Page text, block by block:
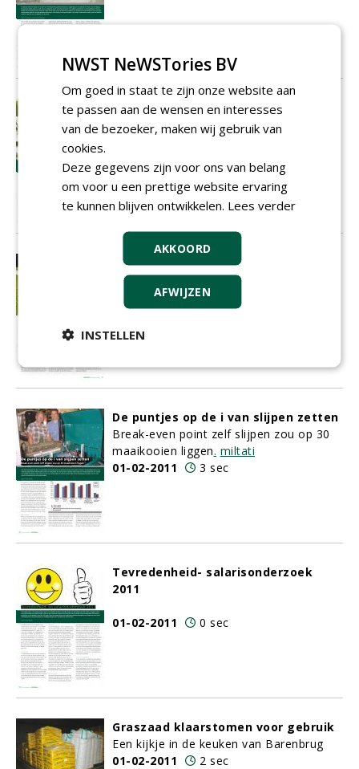
Engerlingen pesten met predatoren
Natuurlijke vijanden van engerlingen in
Onderzoek naar bestrijding dollar
spot bij het STRI
Meststoftype van invloed op bestrijding
01-02-2011
2 sec
De puntjes op de i van slijpen zetten
Break-even point zelf slijpen zou op 30
maaikooien liggen. miltati
01-02-2011
3 sec
Tevredenheid- salarisonderzoek
2011
01-02-2011 0 sec
Graszaad klaarstomen voor gebruik
Een kijkje in de keuken van Barenbrug
01-02-2011
2 sec
NWST NeWSTories BV
Om goed in staat te zijn onze website aan
te passen aan de wensen en interesses
van de bezoeker, maken wij gebruik van
cookies.
Deze gegevens zijn voor ons van belang
om voor u een prettige website ervaring
te kunnen blijven ontwikkelen. Lees verder
AKKOORD
AFWIJZEN
INSTELLEN